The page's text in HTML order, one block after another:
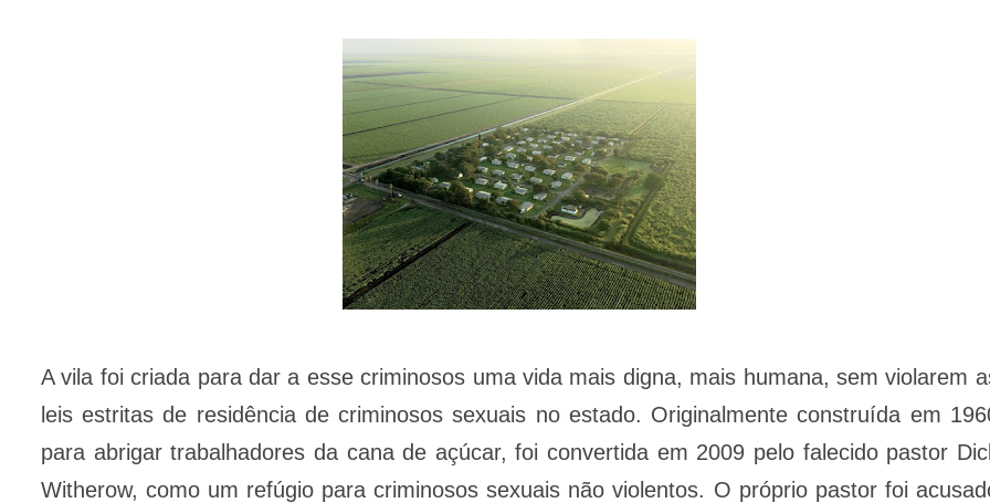
A vila foi criada para dar a esse criminosos uma vida mais digna, mais humana, sem violarem
leis estritas de residência de criminosos sexuais no estado. Originalmente construída em
para abrigar trabalhadores da cana de açúcar, foi convertida em 2009 pelo falecido pastor
Witherow, como um refúgio para criminosos sexuais não violentos. O próprio pastor foi